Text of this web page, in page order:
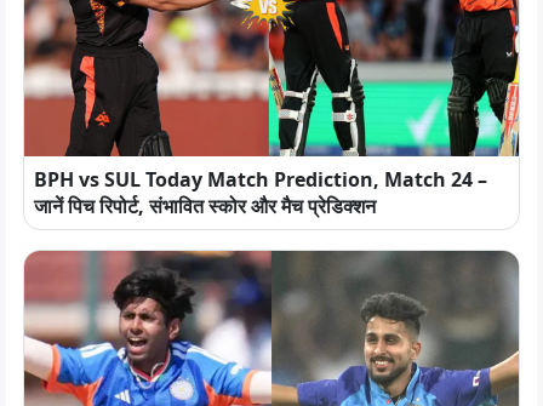
BPH vs SUL Today Match Prediction, Match 24 –
जानें पिच रिपोर्ट, संभावित स्कोर और मैच प्रेडिक्शन